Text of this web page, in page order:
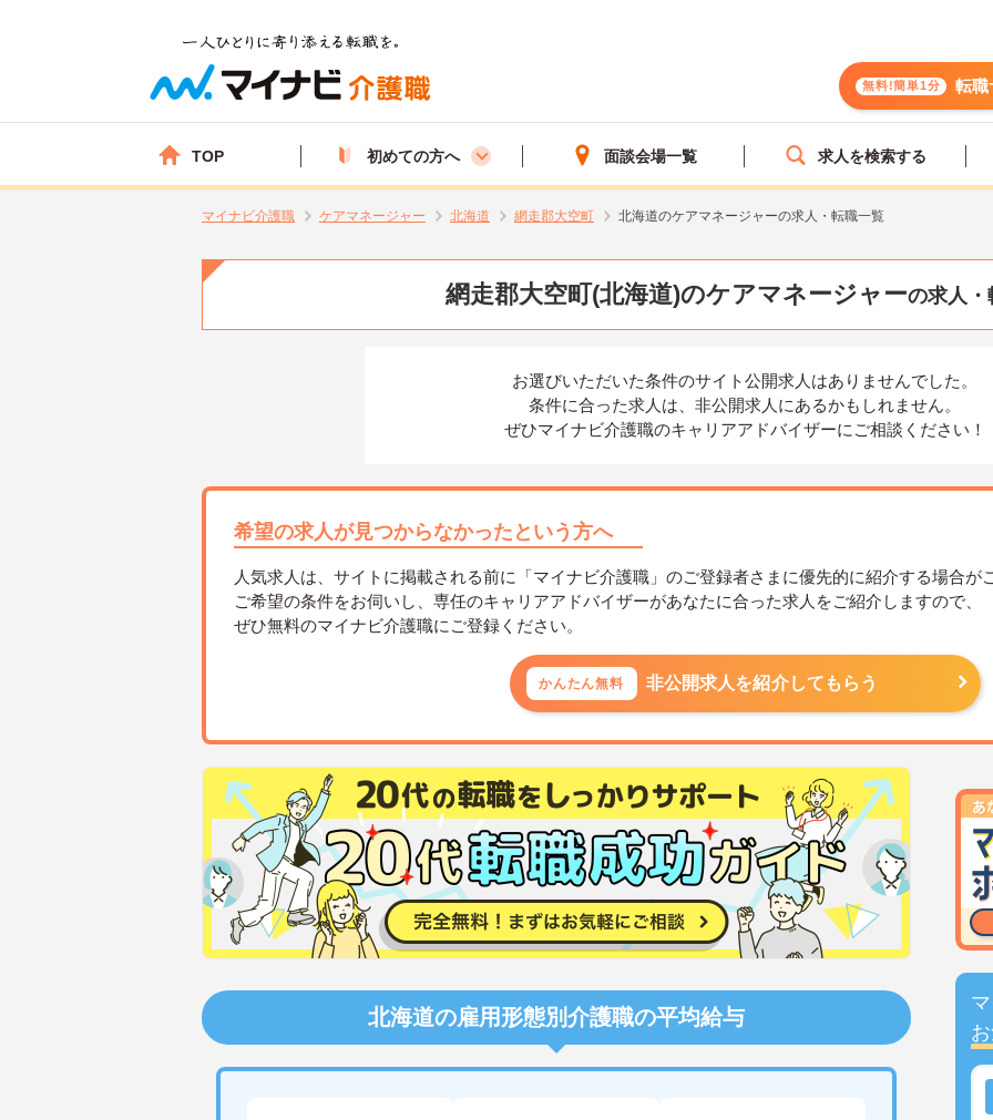
無料!簡単1分 転職
TOP 初めての方へ 面談会場一覧 求人を検索する
マイナビ介護職 ケアマネージャー 北海道 網走郡大空町 北海道のケアマネージャーの求人・転職一覧
網走郡大空町(北海道)のケアマネージャーの求人・
お選びいただいた条件のサイト公開求人はありませんでした。
条件に合った求人は、 非公開求人にあるかもしれません。
ぜひマイナビ介護職のキャリアアドバイザーにご相談ください！
希望の求人が見つからなかったという方へ
人気求人は、サイトに掲載される前に「マイナビ介護職」のご登録者さまに優先的に紹介する場合が
ご希望の条件をお伺いし、専任のキャリアアドバイザーがあなたに合った求人をご紹介しますので、
ぜひ無料のマイナビ介護職にご登録ください。
かんたん無料 非公開求人を紹介してもらう
北海道の雇用形態別介護職の平均給与